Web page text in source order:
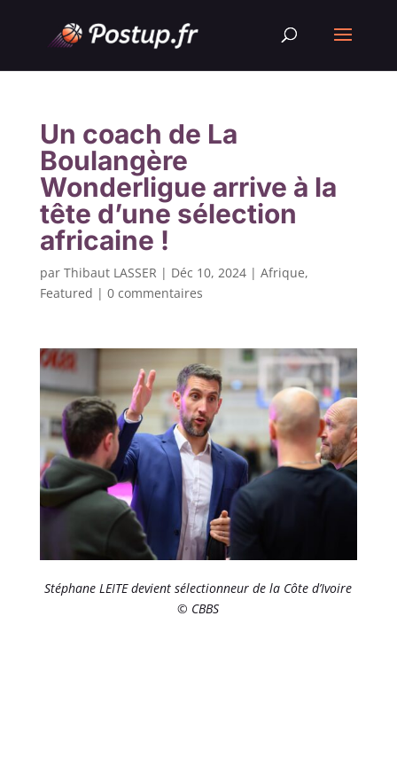
Un coach de La
Boulangère
Wonderligue arrive à la
tête d’une sélection
africaine !
par Thibaut LASSER | Déc 10, 2024| Afrique,
Featured | 0 commentaires
Stéphane LEITE devient sélectionneur de la Côte d’Ivoire
© CBBS